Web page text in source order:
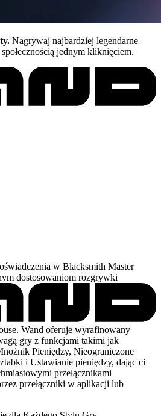
Nagrywaj najbardziej legendarne
jednym kliknięciem.
w Blacksmith Master
dostosowaniom rozgrywki
Wand oferuje wyrafinowany
gry z funkcjami takimi jak
Pieniędzy, Nieograniczone
i Ustawianie pieniędzy, dając ci
przełącznikami
przełączniki w aplikacji lub